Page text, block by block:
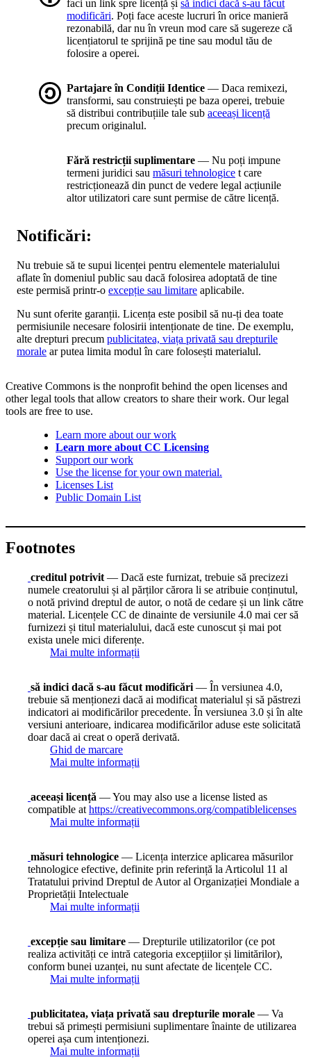
faci un link spre licență și să indici dacă s-au făcut
modificări. Poți face aceste lucruri în orice manieră
rezonabilă, dar nu în vreun mod care să sugereze că
licențiatorul te sprijină pe tine sau modul tău de
folosire a operei.
Partajare în Condiții Identice — Daca remixezi,
transformi, sau construiești pe baza operei, trebuie
să distribui contribuțiile tale sub aceeași licență
precum originalul.
Fără restricții suplimentare — Nu poți impune
termeni juridici sau măsuri tehnologice t care
restricționează din punct de vedere legal acțiunile
altor utilizatori care sunt permise de către licență.
Notificări:
Nu trebuie să te supui licenței pentru elementele materialului
aflate în domeniul public sau dacă folosirea adoptată de tine
este permisă printr-o excepție sau limitare aplicabile.
Nu sunt oferite garanții. Licența este posibil să nu-ți dea toate
permisiunile necesare folosirii intenționate de tine. De exemplu,
alte drepturi precum publicitatea, viața privată sau drepturile
morale ar putea limita modul în care folosești materialul.
Creative Commons is the nonprofit behind the open licenses and
other legal tools that allow creators to share their work. Our legal
tools are free to use.
Learn more about our work
Learn more about CC Licensing
Support our work
Use the license for your own material.
Licenses List
Public Domain List
Footnotes
creditul potrivit — Dacă este furnizat, trebuie să precizezi
numele creatorului și al părților cărora li se atribuie conținutul,
o notă privind dreptul de autor, o notă de cedare și un link către
material. Licențele CC de dinainte de versiunile 4.0 mai cer să
furnizezi și titul materialului, dacă este cunoscut și mai pot
exista unele mici diferențe.
Mai multe informații
să indici dacă s-au făcut modificări — În versiunea 4.0,
trebuie să menționezi dacă ai modificat materialul și să păstrezi
indicatori ai modificărilor precedente. În versiunea 3.0 și în alte
versiuni anterioare, indicarea modificărilor aduse este solicitată
doar dacă ai creat o operă derivată.
Ghid de marcare
Mai multe informații
aceeași licență — You may also use a license listed as
compatible at https://creativecommons.org/compatiblelicenses
Mai multe informații
măsuri tehnologice — Licența interzice aplicarea măsurilor
tehnologice efective, definite prin referință la Articolul 11 al
Tratatului privind Dreptul de Autor al Organizației Mondiale a
Proprietății Intelectuale
Mai multe informații
excepție sau limitare — Drepturile utilizatorilor (ce pot
realiza activități ce intră categoria excepțiilor și limitărilor),
conform bunei uzanței, nu sunt afectate de licențele CC.
Mai multe informații
publicitatea, viața privată sau drepturile morale — Va
trebui să primești permisiuni suplimentare înainte de utilizarea
operei așa cum intenționezi.
Mai multe informații